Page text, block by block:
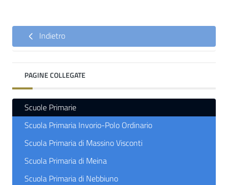
Indietro
PAGINE COLLEGATE
Scuole Primarie
Scuola Primaria Invorio-Polo Ordinario
Scuola Primaria di Massino Visconti
Scuola Primaria di Meina
Scuola Primaria di Nebbiuno